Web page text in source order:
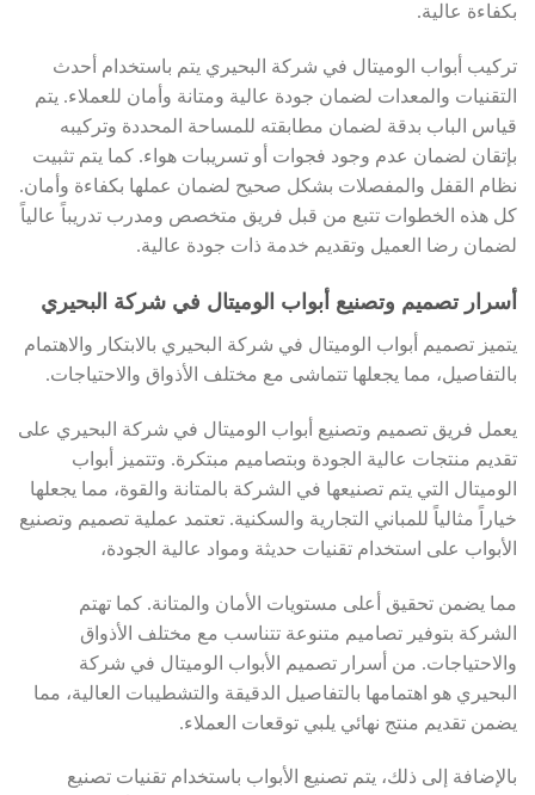
بكفاءة عالية.
تركيب أبواب الوميتال في شركة البحيري يتم باستخدام أحدث
التقنيات والمعدات لضمان جودة عالية ومتانة وأمان للعملاء. يتم
قياس الباب بدقة لضمان مطابقته للمساحة المحددة وتركيبه
بإتقان لضمان عدم وجود فجوات أو تسريبات هواء. كما يتم تثبيت
نظام القفل والمفصلات بشكل صحيح لضمان عملها بكفاءة وأمان.
كل هذه الخطوات تتبع من قبل فريق متخصص ومدرب تدريباً عالياً
لضمان رضا العميل وتقديم خدمة ذات جودة عالية.
أسرار تصميم وتصنيع أبواب الوميتال في شركة البحيري
يتميز تصميم أبواب الوميتال في شركة البحيري بالابتكار والاهتمام
بالتفاصيل، مما يجعلها تتماشى مع مختلف الأذواق والاحتياجات.
يعمل فريق تصميم وتصنيع أبواب الوميتال في شركة البحيري على
تقديم منتجات عالية الجودة وبتصاميم مبتكرة. وتتميز أبواب
الوميتال التي يتم تصنيعها في الشركة بالمتانة والقوة، مما يجعلها
خياراً مثالياً للمباني التجارية والسكنية. تعتمد عملية تصميم وتصنيع
الأبواب على استخدام تقنيات حديثة ومواد عالية الجودة،
مما يضمن تحقيق أعلى مستويات الأمان والمتانة. كما تهتم
الشركة بتوفير تصاميم متنوعة تتناسب مع مختلف الأذواق
والاحتياجات. من أسرار تصميم الأبواب الوميتال في شركة
البحيري هو اهتمامها بالتفاصيل الدقيقة والتشطيبات العالية، مما
يضمن تقديم منتج نهائي يلبي توقعات العملاء.
بالإضافة إلى ذلك، يتم تصنيع الأبواب باستخدام تقنيات تصنيع